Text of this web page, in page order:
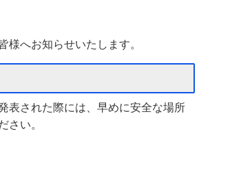
へお知らせいたします。
表された際には、早めに安全な場所
さい。